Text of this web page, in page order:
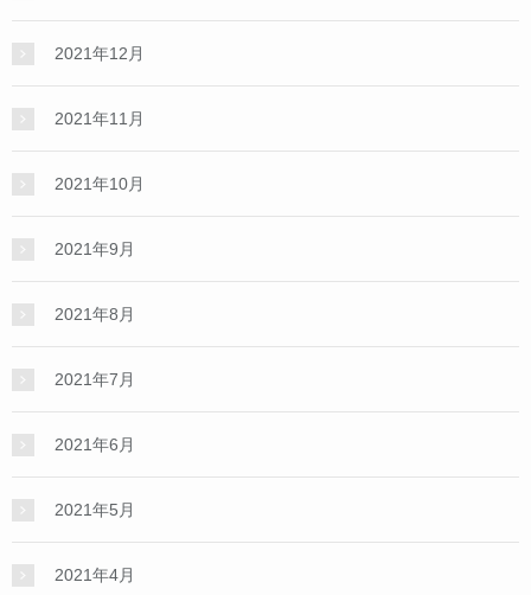
2021年12月
2021年11月
2021年10月
2021年9月
2021年8月
2021年7月
2021年6月
2021年5月
2021年4月